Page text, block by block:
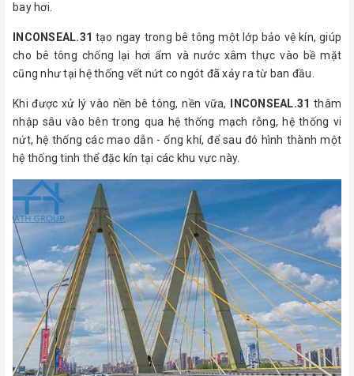
bay hơi.
INCONSEAL.31 tạo ngay trong bê tông một lớp bảo vệ kín, giúp
cho bê tông chống lại hơi ẩm và nước xâm thực vào bề mặt
cũng như tại hệ thống vết nứt co ngót đã xảy ra từ ban đầu.
Khi được xử lý vào nền bê tông, nền vữa, INCONSEAL.31 thâm
nhập sâu vào bên trong qua hệ thống mạch rỗng, hệ thống vi
nứt, hệ thống các mao dẫn - ống khí, để sau đó hình thành một
hệ thống tinh thể đặc kín tại các khu vực này.